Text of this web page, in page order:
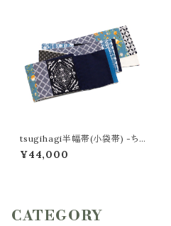
tsugihagi半幅帯(小袋帯) -ちょ
うちょ×navy blue -
¥44,000
CATEGORY